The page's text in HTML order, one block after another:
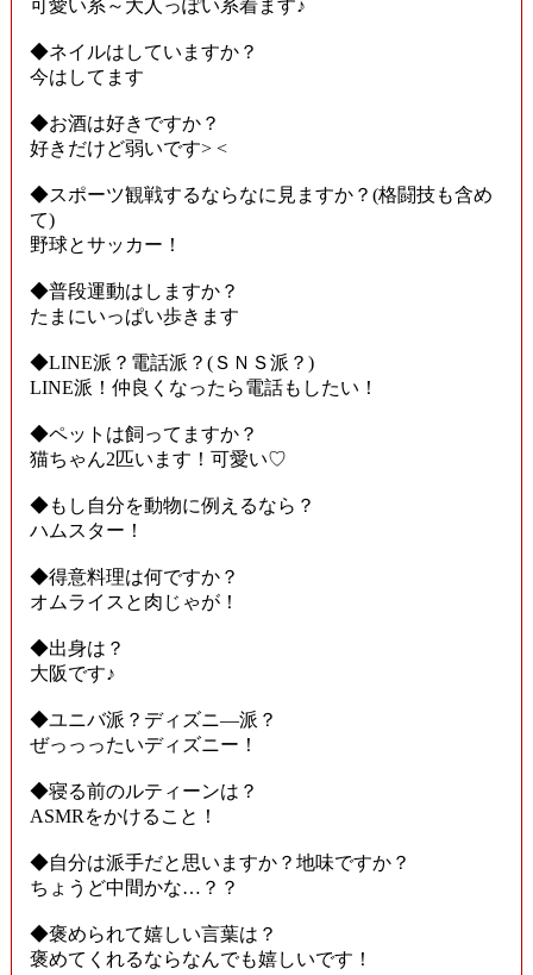
可愛い系～大人っぽい系着ます♪
◆ネイルはしていますか？
今はしてます
◆お酒は好きですか？
好きだけど弱いです> <
◆スポーツ観戦するならなに見ますか？(格闘技も含め
て)
野球とサッカー！
◆普段運動はしますか？
たまにいっぱい歩きます
◆LINE派？電話派？(ＳＮＳ派？)
LINE派！仲良くなったら電話もしたい！
◆ペットは飼ってますか？
猫ちゃん2匹います！可愛い♡
◆もし自分を動物に例えるなら？
ハムスター！
◆得意料理は何ですか？
オムライスと肉じゃが！
◆出身は？
大阪です♪
◆ユニバ派？ディズニ―派？
ぜっっったいディズニー！
◆寝る前のルティーンは？
ASMRをかけること！
◆自分は派手だと思いますか？地味ですか？
ちょうど中間かな…？？
◆褒められて嬉しい言葉は？
褒めてくれるならなんでも嬉しいです！